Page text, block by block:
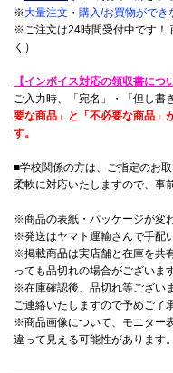
※大量注文・購入/お買物ができ
※ご注文は24時間受付中です！
く）
【インボイス対応の領収書につ
ご入力時、「宛名」・「但し書
要な商品」と「不必要な商品」
す。
■学校関係の方は、ご指定のお
柔軟に対応いたしますので、事
※商品の表紙・パッケージが変
※発送はヤマト運輸さんで手配
※掲載商品は実店舗と在庫を共
っても品切れの場合がございます
※在庫確認後、品切れ等ござい
ご連絡いたしますので予めご了
※商品画像について、モニター
違って見える可能性があります。